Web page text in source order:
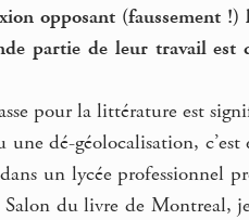
opposant (faussement
partie de leur travail est
pour la littérature est
une dé-géolocalisation,
un lycée professionnel
du livre de Montreal,